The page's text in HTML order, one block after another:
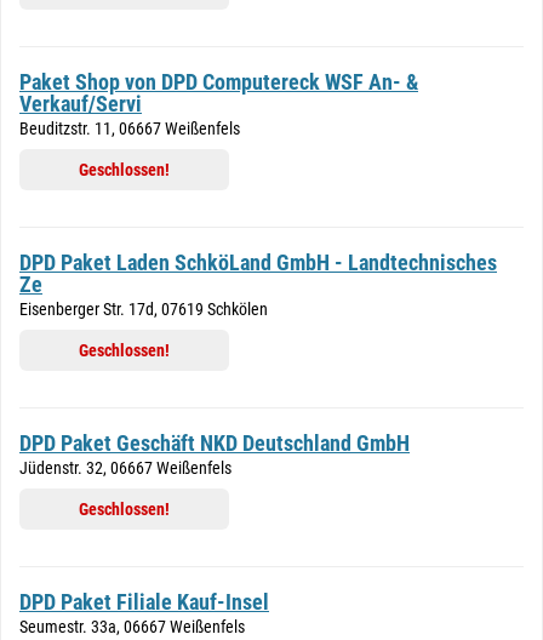
Paket Shop von DPD Computereck WSF An- &
Verkauf/Servi
Beuditzstr. 11, 06667 Weißenfels
Geschlossen!
DPD Paket Laden SchköLand GmbH - Landtechnisches
Ze
Eisenberger Str. 17d, 07619 Schkölen
Geschlossen!
DPD Paket Geschäft NKD Deutschland GmbH
Jüdenstr. 32, 06667 Weißenfels
Geschlossen!
DPD Paket Filiale Kauf-Insel
Seumestr. 33a, 06667 Weißenfels